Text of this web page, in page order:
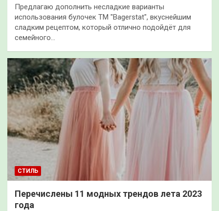
Предлагаю дополнить несладкие варианты
использования булочек ТМ "Bagerstat", вкуснейшим
сладким рецептом, который отлично подойдёт для
семейного…
СТИЛЬ
Перечислены 11 модных трендов лета 2023
года